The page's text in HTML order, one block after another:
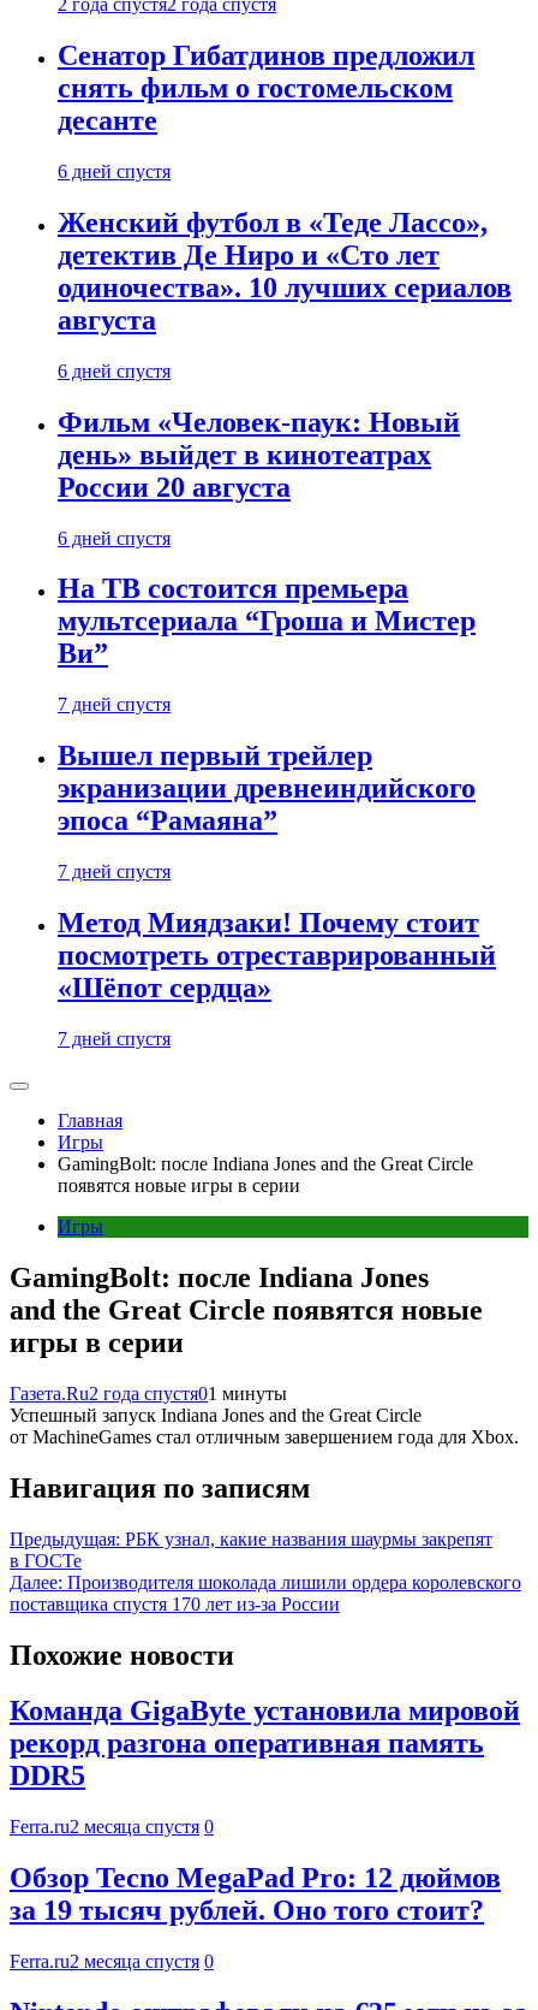
2 года спустя2 года спустя
Сенатор Гибатдинов предложил
снять фильм о гостомельском
десанте
6 дней спустя
Женский футбол в «Теде Лассо»,
детектив Де Ниро и «Сто лет
одиночества». 10 лучших сериалов
августа
6 дней спустя
Фильм «Человек-паук: Новый
день» выйдет в кинотеатрах
России 20 августа
6 дней спустя
На ТВ состоится премьера
мультсериала “Гроша и Мистер
Ви”
7 дней спустя
Вышел первый трейлер
экранизации древнеиндийского
эпоса “Рамаяна”
7 дней спустя
Метод Миядзаки! Почему стоит
посмотреть отреставрированный
«Шёпот сердца»
7 дней спустя
Главная
Игры
GamingBolt: после Indiana Jones and the Great Circle
появятся новые игры в серии
Игры
GamingBolt: после Indiana Jones
and the Great Circle появятся новые
игры в серии
Газета.Ru2 года спустя01 минуты
Успешный запуск Indiana Jones and the Great Circle
от MachineGames стал отличным завершением года для Xbox.
Навигация по записям
Предыдущая: РБК узнал, какие названия шаурмы закрепят
в ГОСТе
Далее: Производителя шоколада лишили ордера королевского
поставщика спустя 170 лет из-за России
Похожие новости
Команда GigaByte установила мировой
рекорд разгона оперативная память
DDR5
Ferra.ru2 месяца спустя 0
Обзор Tecno MegaPad Pro: 12 дюймов
за 19 тысяч рублей. Оно того стоит?
Ferra.ru2 месяца спустя 0